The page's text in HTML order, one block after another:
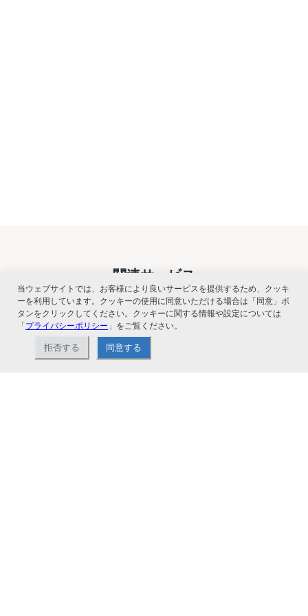
関連サービス
当ウェブサイトでは、お客様により良いサービスを提供するため、クッキ
ーを利用しています。クッキーの使用に同意いただける場合は「同意」ボ
タンをクリックしてください。クッキーに関する情報や設定については
「プライバシーポリシー 」をご覧ください。
拒否する 同意する